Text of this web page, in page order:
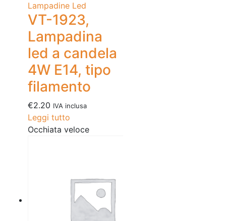
Lampadine Led
VT-1923,
Lampadina
led a candela
4W E14, tipo
filamento
€2.20 IVA inclusa
Leggi tutto
Occhiata veloce